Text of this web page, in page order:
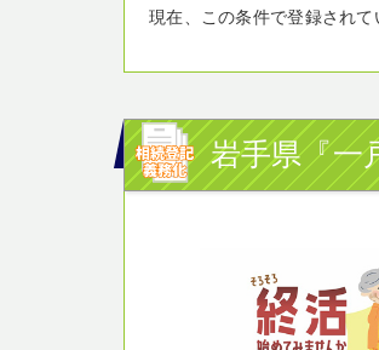
現在、この条件で登録されて
岩手県『一